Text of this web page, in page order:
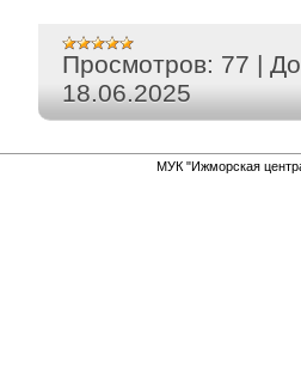
Просмотров: 77 |
18.06.2025
МУК "Ижморская